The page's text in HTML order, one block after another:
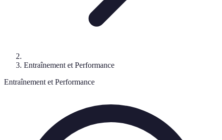
Entraînement et Performance
Entraînement et Performance